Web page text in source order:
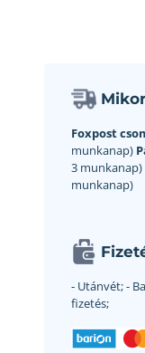
Foxpost
munkanap)
3 munkanap)
munkanap)
- Utánvét;-
fizetés;